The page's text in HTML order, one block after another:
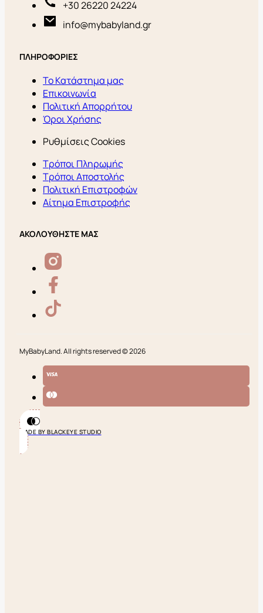
+30 26220 24224
info@mybabyland.gr
ΠΛΗΡΟΦΟΡΙΕΣ
Το Κατάστημα μας
Επικοινωνία
Πολιτική Απορρήτου
Όροι Χρήσης
Ρυθμίσεις Cookies
Τρόποι Πληρωμής
Τρόποι Αποστολής
Πολιτική Επιστροφών
Αίτημα Επιστροφής
ΑΚΟΛΟΥΘΗΣΤΕ ΜΑΣ
MyBabyLand. All rights reserved © 2026
MADE BY BLACKEYE STUDIO